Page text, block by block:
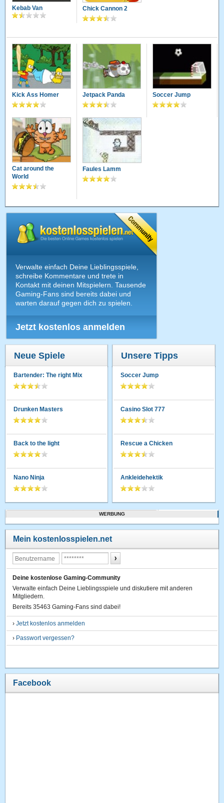
Kebab Van Chick Cannon 2
Kick Ass Homer Jetpack Panda Soccer Jump
Cat around the
World
Faules Lamm
Verwalte einfach Deine Lieblingsspiele,
schreibe Kommentare und trete in
Kontakt mit deinen Mitspielern. Tausende
Gaming-Fans sind bereits dabei und
warten darauf gegen dich zu spielen.
Jetzt kostenlos anmelden
Neue Spiele
Bartender: The right Mix
Drunken Masters
Back to the light
Nano Ninja
Unsere Tipps
Soccer Jump
Casino Slot 777
Rescue a Chicken
Ankleidehektik
WERBUNG
Mein kostenlosspielen.net
Deine kostenlose Gaming-Community
Verwalte einfach Deine Lieblingsspiele und diskutiere mit anderen
Mitgliedern.
Bereits 35463 Gaming-Fans sind dabei!
›Jetzt kostenlos anmelden
› Passwort vergessen?
Facebook